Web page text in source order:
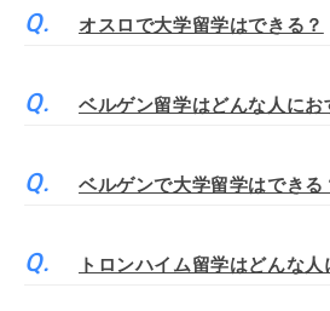
オスロで大学留学はできる？
ベルゲン留学はどんな人にお
ベルゲンで大学留学はできる
トロンハイム留学はどんな人